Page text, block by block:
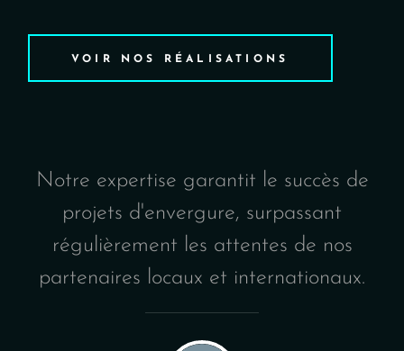
VOIR NOS RÉALISATIONS
Notre expertise garantit le succès de
projets d'envergure, surpassant
régulièrement les attentes de nos
partenaires locaux et internationaux.